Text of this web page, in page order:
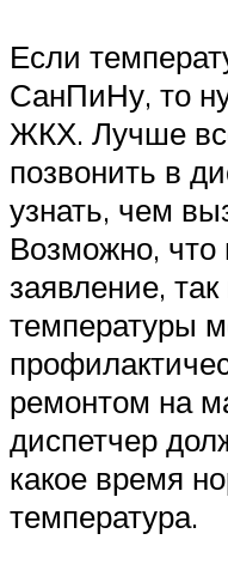
Если
СанПиНу, то
ЖКХ. Лучше
позвонить в
узнать, чем
Возможно, что
заявление,
температуры
ремонтом на
диспетчер
какое время
температура.